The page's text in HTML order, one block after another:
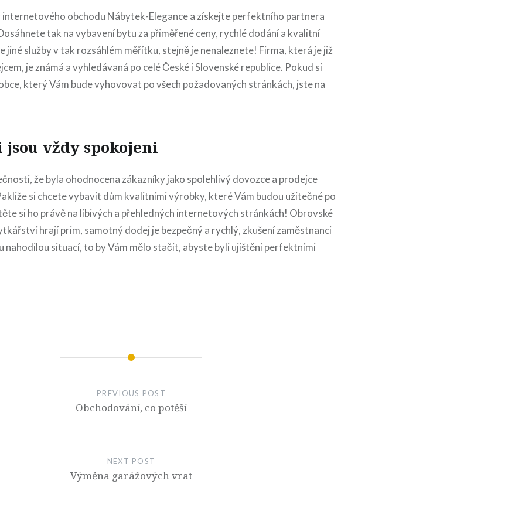
internetového obchodu Nábytek-Elegance a získejte perfektního partnera
tak na vybavení bytu za přiměřené ceny, rychlé dodání a kvalitní
jiné služby v tak rozsáhlém měřítku, stejně je nenaleznete! Firma, která je již
je známá a vyhledávaná po celé České i Slovenské republice. Pokud si
který Vám bude vyhovovat po všech požadovaných stránkách, jste na
jsou vždy spokojeni
že byla ohodnocena zákazníky jako spolehlivý dovozce a prodejce
si chcete vybavit dům kvalitními výrobky, které Vám budou užitečné po
si ho právě na líbivých a přehledných internetových stránkách! Obrovské
hrají prim, samotný dodej je bezpečný a rychlý, zkušení zaměstnanci
nahodilou situací, to by Vám mělo stačit, abyste byli ujištěni perfektními
PREVIOUS POST
Obchodování, co potěší
NEXT POST
Výměna garážových vrat